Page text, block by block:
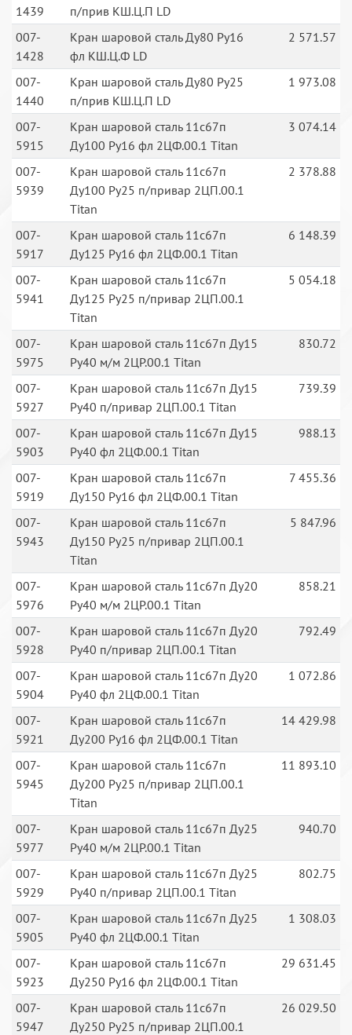
1439
п/прив КШ.Ц.П LD
007-
1428
Кран шаровой сталь Ду80 Ру16
фл КШ.Ц.Ф LD
2 571.57
007-
1440
Кран шаровой сталь Ду80 Ру25
п/прив КШ.Ц.П LD
1 973.08
007-
5915
Кран шаровой сталь 11с67п
Ду100 Ру16 фл 2ЦФ.00.1 Titan
3 074.14
007-
5939
Кран шаровой сталь 11с67п
Ду100 Ру25 п/привар 2ЦП.00.1
Titan
2 378.88
007-
5917
Кран шаровой сталь 11с67п
Ду125 Ру16 фл 2ЦФ.00.1 Titan
6 148.39
007-
5941
Кран шаровой сталь 11с67п
Ду125 Ру25 п/привар 2ЦП.00.1
Titan
5 054.18
007-
5975
Кран шаровой сталь 11с67п Ду15
Ру40 м/м 2ЦР.00.1 Titan
830.72
007-
5927
Кран шаровой сталь 11с67п Ду15
Ру40 п/привар 2ЦП.00.1 Titan
739.39
007-
5903
Кран шаровой сталь 11с67п Ду15
Ру40 фл 2ЦФ.00.1 Titan
988.13
007-
5919
Кран шаровой сталь 11с67п
Ду150 Ру16 фл 2ЦФ.00.1 Titan
7 455.36
007-
5943
Кран шаровой сталь 11с67п
Ду150 Ру25 п/привар 2ЦП.00.1
Titan
5 847.96
007-
5976
Кран шаровой сталь 11с67п Ду20
Ру40 м/м 2ЦР.00.1 Titan
858.21
007-
5928
Кран шаровой сталь 11с67п Ду20
Ру40 п/привар 2ЦП.00.1 Titan
792.49
007-
5904
Кран шаровой сталь 11с67п Ду20
Ру40 фл 2ЦФ.00.1 Titan
1 072.86
007-
5921
Кран шаровой сталь 11с67п
Ду200 Ру16 фл 2ЦФ.00.1 Titan
14 429.98
007-
5945
Кран шаровой сталь 11с67п
Ду200 Ру25 п/привар 2ЦП.00.1
Titan
11 893.10
007-
5977
Кран шаровой сталь 11с67п Ду25
Ру40 м/м 2ЦР.00.1 Titan
940.70
007-
5929
Кран шаровой сталь 11с67п Ду25
Ру40 п/привар 2ЦП.00.1 Titan
802.75
007-
5905
Кран шаровой сталь 11с67п Ду25
Ру40 фл 2ЦФ.00.1 Titan
1 308.03
007-
5923
Кран шаровой сталь 11с67п
Ду250 Ру16 фл 2ЦФ.00.1 Titan
29 631.45
007-
5947
Кран шаровой сталь 11с67п
Ду250 Ру25 п/привар 2ЦП.00.1
26 029.50